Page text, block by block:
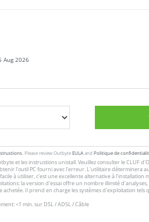
Aug 2026
. Please review OutbyteEULAandPolitique de
et lesinstrustions unistall. Veuillez consulter leCLUF
l'outil PC fourni avec l'erreur. L'utilitaire déterminera
à utiliser, c'est une excellente alternative à
la version d'essai offre un nombre illimité
achetée. Il prend en charge les systèmes d'exploitation tels
<1 min. sur DSL / ADSL / Câble